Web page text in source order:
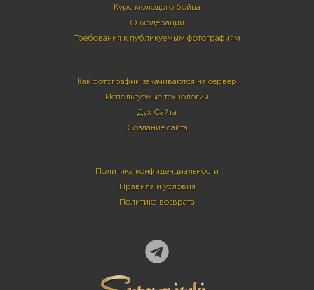
Курс молодого бойца
О модерации
Требования к публикуемым фотографиям
Как фотографии закачиваются на сервер
Используемые технологии
Дух Сайта
Создание сайта
Политика конфиденциальности
Правила и условия
Политика возврата